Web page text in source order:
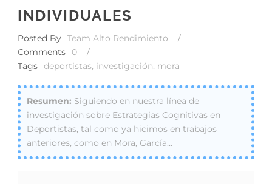
INDIVIDUALES
Posted By Team Alto Rendimiento
/
Comments
0
/
Tags deportistas, investigación, mora
Siguiendo en nuestra línea de
investigación sobre Estrategias Cognitivas en
Deportistas, tal como ya hicimos en trabajos
anteriores, como en Mora, García…